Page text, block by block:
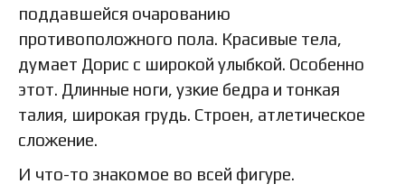
поддавшейся очарованию
противоположного пола. Красивые тела,
думает Дорис с широкой улыбкой. Особенно
этот. Длинные ноги, узкие бедра и тонкая
талия, широкая грудь. Строен, атлетическое
сложение.
И что-то знакомое во всей фигуре.